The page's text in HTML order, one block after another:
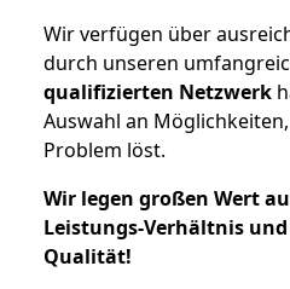
Wir verfügen über
durch unseren
qualifizierten Netzwerk
Auswahl an
Problem löst.
Wir legen großen Wert
Leistungs-Verhältnis
Qualität!